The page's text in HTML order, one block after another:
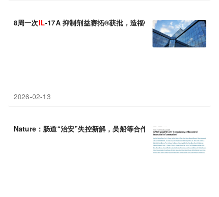
8周一次IL-17A 抑制剂益赛拓®获批，造福银屑病患者
2026-02-13
Nature：肠道“治安”失控新解，吴船等合作发现GPR15导航失灵